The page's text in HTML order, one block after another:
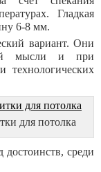
Гладкая
6-8 мм.
вариант. Они
мысли и при
технологических
для потолка
среди